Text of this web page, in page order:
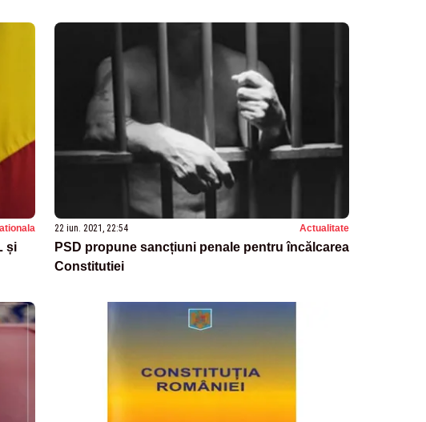
și
22 iun. 2021, 22:54 Actualitate
PSD propune sancțiuni penale pentru încălcarea
Constitutiei